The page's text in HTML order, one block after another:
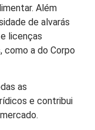
Além
de alvarás
licenças
como a do Corpo
as
e contribui